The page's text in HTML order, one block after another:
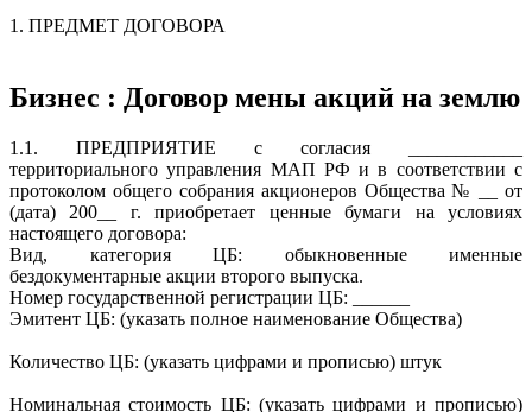
1. ПРЕДМЕТ ДОГОВОРА
Бизнес : Договор мены акций на землю
1.1. ПРЕДПРИЯТИЕ с согласия ____________
территориального управления МАП РФ и в соответствии с
протоколом общего собрания акционеров Общества № __ от
(дата) 200__ г. приобретает ценные бумаги на условиях
настоящего договора:
Вид, категория ЦБ: обыкновенные именные
бездокументарные акции второго выпуска.
Номер государственной регистрации ЦБ: ______
Эмитент ЦБ: (указать полное наименование Общества)
Количество ЦБ: (указать цифрами и прописью) штук
Номинальная стоимость ЦБ: (указать цифрами и прописью)